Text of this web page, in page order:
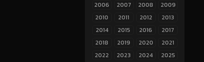
2006
2007 2008
2009
2010
2011 2012
2013
2014
2015 2016
2017
2018
2019 2020
2021
2022
2023 2024 2025